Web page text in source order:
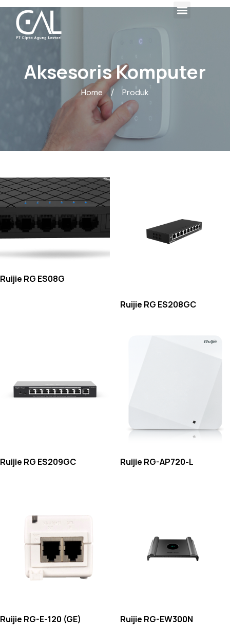
Aksesoris Komputer
Home / Produk
Ruijie RG ES08G
Ruijie RG ES208GC
Ruijie RG ES209GC Ruijie RG-AP720-L
Ruijie RG-E-120 (GE) Ruijie RG-EW300N